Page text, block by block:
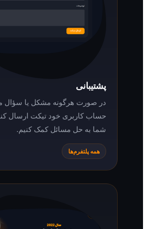
در صورت هرگونه مشکل یا سؤال می‌توانید از
حساب کاربری خود تیکت ارسال کنید تا در کنار
شما به حل مسائل کمک کنیم.
همه پلتفرم‌ها